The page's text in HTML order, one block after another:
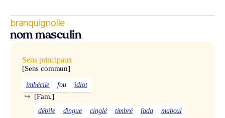
branquignolle
nom masculin
Sens principaux
[Sens commun]
imbécile fou idiot
[Fam.]
↪
débile dingue cinglé timbré fada
maboul